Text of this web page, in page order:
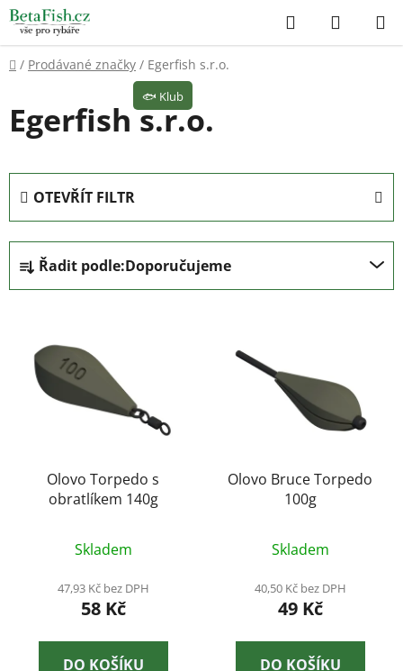
Přejít
na
obsah
Hledat
KOŠÍK
Domů
/ Prodávané značky / Egerfish s.r.o.
Egerfish s.r.o.
OTEVŘÍT FILTR
Ř
a
z
Řadit podle:Doporučujeme
Olovo Torpedo s
obratlíkem 140g
Skladem
47,93 Kč bez DPH
58 Kč
DO KOŠÍKU
Olovo Bruce Torpedo
100g
Skladem
40,50 Kč bez DPH
49 Kč
DO KOŠÍKU
🐟 Klub